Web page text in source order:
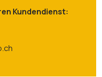
Kundendienst: